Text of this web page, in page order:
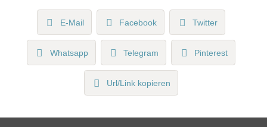
E-Mail Facebook Twitter
Whatsapp Telegram Pinterest
Url/Link kopieren